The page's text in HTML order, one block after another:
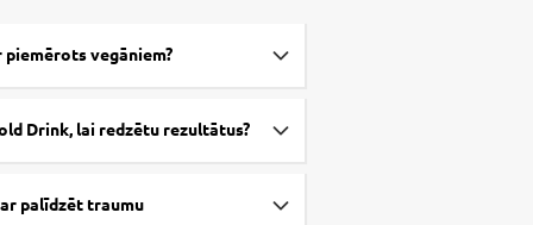
vegāniem?
Drink, lai redzētu rezultātus?
palīdzēt traumu